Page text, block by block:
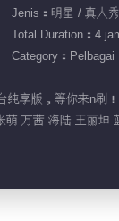
Jenis：明星 / 真人
Total Duration：4
Category：Pelbagai
享版，等你来n刷
万茜 海陆 王丽